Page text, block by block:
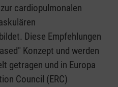
cardiopulmonalen
Diese Empfehlungen
Konzept und werden
getragen und in Europa
Council (ERC)